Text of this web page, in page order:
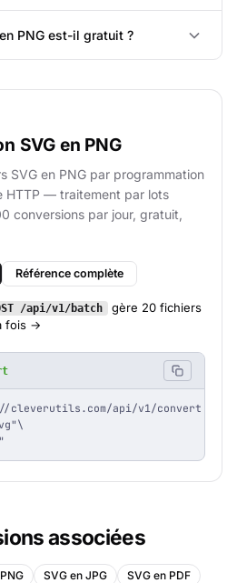
PNG est-il gratuit ?
SVG en PNG
SVG en PNG par programmation
HTTP — traitement par lots
conversions par jour, gratuit,
Référence complète
/api/v1/batch
gère 20 fichiers
fois →
cleverutils.com/api/v1/convert \
"\
associées
SVG en JPG SVG en PDF